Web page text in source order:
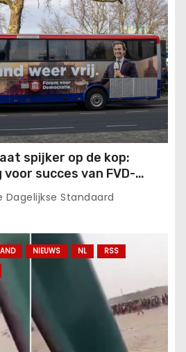
spijker op de kop:
succes van FVD-
Dagelijkse Standaard
NIEUWS NL
RSS